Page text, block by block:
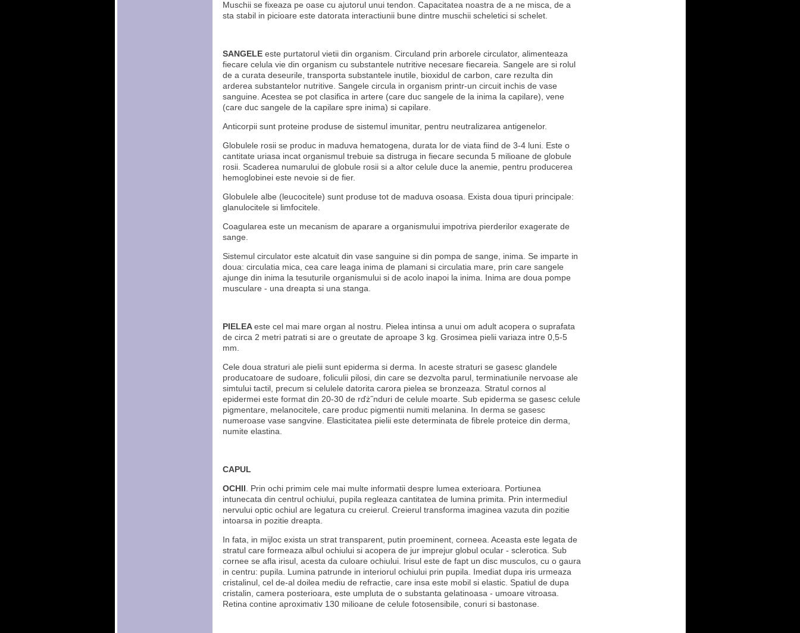
Muschii se fixeaza pe oase cu ajutorul unui tendon. Capacitatea noastra de a ne misca, de a
sta stabil in picioare este datorata interactiunii bune dintre muschii scheletici si schelet.
SANGELE este purtatorul vietii din organism. Circuland prin arborele circulator, alimenteaza
fiecare celula vie din organism cu substantele nutritive necesare fiecareia. Sangele are si rolul
de a curata deseurile, transporta substantele inutile, bioxidul de carbon, care rezulta din
arderea substantelor nutritive. Sangele circula in organism printr-un circuit inchis de vase
sanguine. Acestea se pot clasifica in artere (care duc sangele de la inima la capilare), vene
(care duc sangele de la capilare spre inima) si capilare.
Anticorpii sunt proteine produse de sistemul imunitar, pentru neutralizarea antigenelor.
Globulele rosii se produc in maduva hematogena, durata lor de viata fiind de 3-4 luni. Este o
cantitate uriasa incat organismul trebuie sa distruga in fiecare secunda 5 milioane de globule
rosii. Scaderea numarului de globule rosii si a altor celule duce la anemie, pentru producerea
hemoglobinei este nevoie si de fier.
Globulele albe (leucocitele) sunt produse tot de maduva osoasa. Exista doua tipuri principale:
glanulocitele si limfocitele.
Coagularea este un mecanism de aparare a organismului impotriva pierderilor exagerate de
sange.
Sistemul circulator este alcatuit din vase sanguine si din pompa de sange, inima. Se imparte in
doua: circulatia mica, cea care leaga inima de plamani si circulatia mare, prin care sangele
ajunge din inima la tesuturile organismului si de acolo inapoi la inima. Inima are doua pompe
musculare - una dreapta si una stanga.
PIELEAeste cel mai mare organ al nostru. Pielea intinsa a unui om adult acopera o suprafata
de circa 2 metri patrati si are o greutate de aproape 3 kg. Grosimea pielii variaza intre 0,5-5
mm.
Cele doua straturi ale pielii sunt epiderma si derma. In aceste straturi se gasesc glandele
producatoare de sudoare, foliculii pilosi, din care se dezvolta parul, terminatiunile nervoase ale
simtului tactil, precum si celulele datorita carora pielea se bronzeaza. Stratul cornos al
epidermei este format din 20-30 de rďż˝nduri de celule moarte. Sub epiderma se gasesc celule
pigmentare, melanocitele, care produc pigmentii numiti melanina. In derma se gasesc
numeroase vase sangvine. Elasticitatea pielii este determinata de fibrele proteice din derma,
numite elastina.
CAPUL
OCHII . Prin ochi primim cele mai multe informatii despre lumea exterioara. Portiunea
intunecata din centrul ochiului, pupila regleaza cantitatea de lumina primita. Prin intermediul
nervului optic ochiul are legatura cu creierul. Creierul transforma imaginea vazuta din pozitie
intoarsa in pozitie dreapta.
In fata, in mijloc exista un strat transparent, putin proeminent, corneea. Aceasta este legata de
stratul care formeaza albul ochiului si acopera de jur imprejur globul ocular - sclerotica. Sub
cornee se afla irisul, acesta da culoare ochiului. Irisul este de fapt un disc musculos, cu o gaura
in centru: pupila. Lumina patrunde in interiorul ochiului prin pupila. Imediat dupa iris urmeaza
cristalinul, cel de-al doilea mediu de refractie, care insa este mobil si elastic. Spatiul de dupa
cristalin, camera posterioara, este umpluta de o substanta gelatinoasa - umoare vitroasa.
Retina contine aproximativ 130 milioane de celule fotosensibile, conuri si bastonase.